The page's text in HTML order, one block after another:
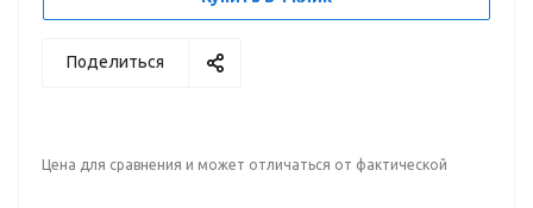
Поделиться
Цена для сравнения и может отличаться от фактической